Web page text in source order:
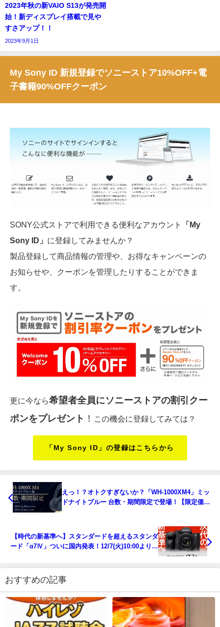
2023年秋の新VAIO S13が発売開
始！新ディスプレイ搭載で見や
すさアップ！！
2023年9月1日
My Sony ID 新規登録でソニーストア10%OFF+電
子書籍90%OFFクーポン
SONY公式ストアで利用できる便利なアカウント
「My
Sony ID」 に登録してみませんか？
製品登録して商品情報の管理や、お得なキャンペーンの
お知らせや、クーポンを管理したりすることができま
す。
更に今なら希望者全員にソニーストアの割引クー
ポンをプレゼント ！ この機会に登録してみては？
「My Sony ID」の登録はこちらから
えっ！？オトクすぎないか？「WH-1000XM4」ミッ
ドナイトブルー 台数・期間限定で登場！【限定価
【時代の新基準へ】スタンダードを超えるスタンダ
ード「α7Ⅳ」ついに国内発表！12/7(火)10:00より受
おすすめの記事